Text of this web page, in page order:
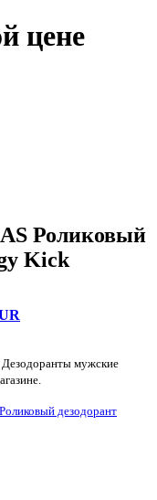
цене
Роликовый
Kick
мужские
Роликовый дезодорант